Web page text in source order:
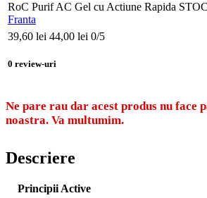
RoC Purif AC Gel cu Actiune Rapida
Franta
39,60 lei 44,00 lei 0/5
0 review-uri
Ne pare rau dar acest produs nu face
noastra. Va multumim.
Descriere
Principii Active